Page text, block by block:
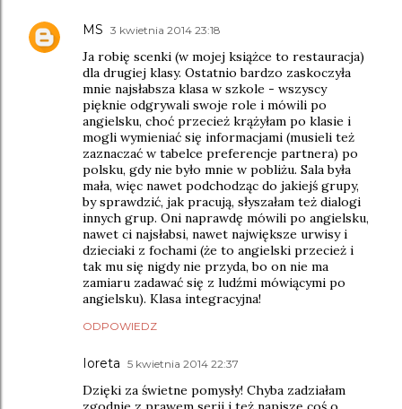
MS 3 kwietnia 2014 23:18
Ja robię scenki (w mojej książce to restauracja)
dla drugiej klasy. Ostatnio bardzo zaskoczyła
mnie najsłabsza klasa w szkole - wszyscy
pięknie odgrywali swoje role i mówili po
angielsku, choć przecież krążyłam po klasie i
mogli wymieniać się informacjami (musieli też
zaznaczać w tabelce preferencje partnera) po
polsku, gdy nie było mnie w pobliżu. Sala była
mała, więc nawet podchodząc do jakiejś grupy,
by sprawdzić, jak pracują, słyszałam też dialogi
innych grup. Oni naprawdę mówili po angielsku,
nawet ci najsłabsi, nawet największe urwisy i
dzieciaki z fochami (że to angielski przecież i
tak mu się nigdy nie przyda, bo on nie ma
zamiaru zadawać się z ludźmi mówiącymi po
angielsku). Klasa integracyjna!
ODPOWIEDZ
Ioreta 5 kwietnia 2014 22:37
Dzięki za świetne pomysły! Chyba zadziałam